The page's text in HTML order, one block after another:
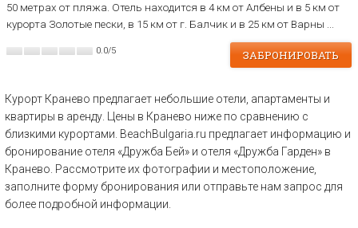
50 метрах от пляжа. Отель находится в 4 км от Албены и в 5 км от
курорта Золотые пески, в 15 км от г. Балчик и в 25 км от Варны ...
ЗАБРОНИРОВАТЬ
0.0/5
Курорт Кранево предлагает небольшие отели, апартаменты и
квартиры в аренду. Цены в Кранево ниже по сравнению с
близкими курортами. BeachBulgaria.ru предлагает информацию и
бронирование отеля «Дружба Бей» и отеля «Дружба Гарден» в
Кранево. Рассмотрите их фотографии и местоположение,
заполните форму бронирования или отправьте нам запрос для
более подробной информации.